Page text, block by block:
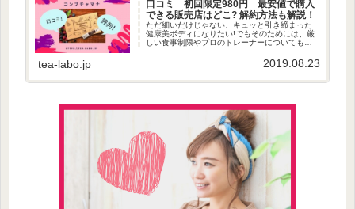
口コミ 初回限定980円 最安値で購入
できる販売店はどこ? 解約方法も解説！
ただ細いだけじゃない、キュッと引き締まった
健康美ボディになりたい!でもそのためには、厳
しい食事制限やプロのトレーナーについてもら
っていませんか?確かにそうすれば健康美ボディ
tea-labo.jp 2019.08.23